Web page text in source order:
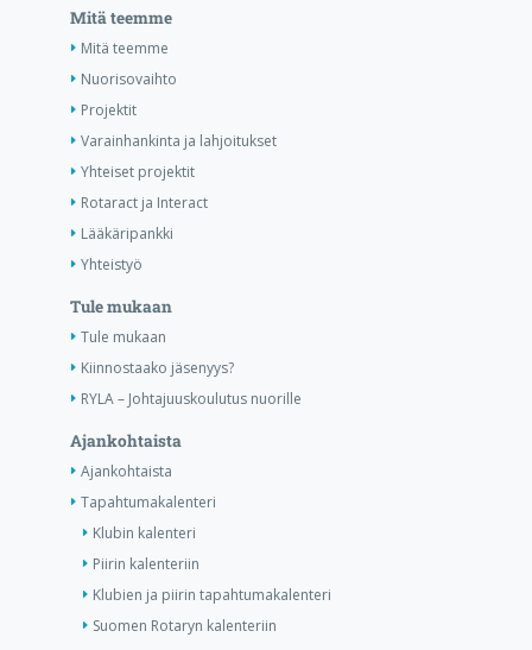
Mitä teemme
Mitä teemme
Nuorisovaihto
Projektit
Varainhankinta ja lahjoitukset
Yhteiset projektit
Rotaract ja Interact
Lääkäripankki
Yhteistyö
Tule mukaan
Tule mukaan
Kiinnostaako jäsenyys?
RYLA – Johtajuuskoulutus nuorille
Ajankohtaista
Ajankohtaista
Tapahtumakalenteri
Klubin kalenteri
Piirin kalenteriin
Klubien ja piirin tapahtumakalenteri
Suomen Rotaryn kalenteriin